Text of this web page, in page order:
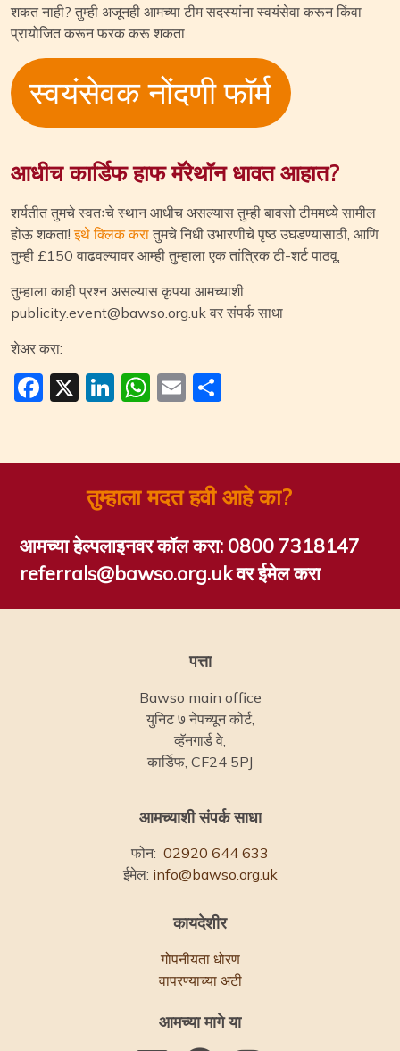
शकत नाही? तुम्ही अजूनही आमच्या टीम सदस्यांना स्वयंसेवा करून किंवा
प्रायोजित करून फरक करू शकता.
स्वयंसेवक नोंदणी फॉर्म
आधीच कार्डिफ हाफ मॅरेथॉन धावत आहात?
शर्यतीत तुमचे स्वतःचे स्थान आधीच असल्यास तुम्ही बावसो टीममध्ये सामील
होऊ शकता!इथे क्लिक करा तुमचे निधी उभारणीचे पृष्ठ उघडण्यासाठी, आणि
तुम्ही £150 वाढवल्यावर आम्ही तुम्हाला एक तांत्रिक टी-शर्ट पाठवू.
तुम्हाला काही प्रश्न असल्यास कृपया आमच्याशी
publicity.event@bawso.org.uk वर संपर्क साधा
शेअर करा:
Facebook
X LinkedIn
WhatsApp
Email
तुम्हाला मदत हवी आहे का?
आमच्या हेल्पलाइनवर कॉल करा: 0800 7318147
referrals@bawso.org.uk वर ईमेल करा
पत्ता
Bawso main office
युनिट ७ नेपच्यून कोर्ट,
व्हॅनगार्ड वे,
कार्डिफ, CF24 5PJ
आमच्याशी संपर्क साधा
फोन: 02920 644 633
ईमेल: info@bawso.org.uk
कायदेशीर
गोपनीयता धोरण
वापरण्याच्या अटी
आमच्या मागे या